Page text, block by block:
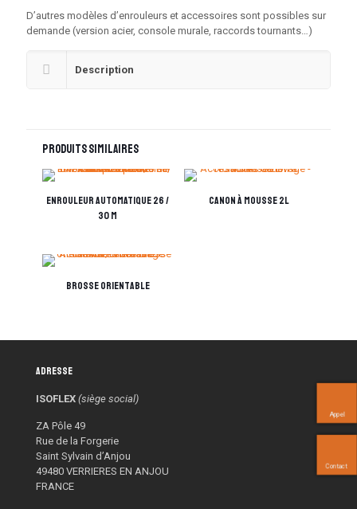
D’autres modèles d’enrouleurs et accessoires sont possibles sur
demande (version acier, console murale, raccords tournants…)
Description
Produits similaires
Enrouleur automatique 26 /
30 M
Canon à mousse 2L
Brosse orientable
Adresse
ISOFLEX (siège social)
ZA Pôle 49
Rue de la Forgerie
Saint Sylvain d’Anjou
49480 VERRIERES EN ANJOU
FRANCE
Appel
Contact